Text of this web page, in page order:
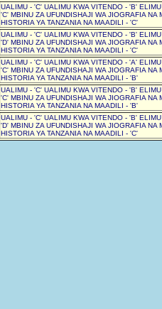
UALIMU - 'C' UALIMU KWA VITENDO - 'B'
'C' MBINU ZA UFUNDISHAJI WA JIOGRAFIA NA
HISTORIA YA TANZANIA NA MAADILI - 'C'
UALIMU - 'C' UALIMU KWA VITENDO - 'B'
'D' MBINU ZA UFUNDISHAJI WA JIOGRAFIA NA
HISTORIA YA TANZANIA NA MAADILI - 'C'
UALIMU - 'C' UALIMU KWA VITENDO - 'A'
'C' MBINU ZA UFUNDISHAJI WA JIOGRAFIA NA
HISTORIA YA TANZANIA NA MAADILI - 'B'
UALIMU - 'C' UALIMU KWA VITENDO - 'B'
'C' MBINU ZA UFUNDISHAJI WA JIOGRAFIA NA
HISTORIA YA TANZANIA NA MAADILI - 'B'
UALIMU - 'C' UALIMU KWA VITENDO - 'B'
'D' MBINU ZA UFUNDISHAJI WA JIOGRAFIA NA
HISTORIA YA TANZANIA NA MAADILI - 'C'